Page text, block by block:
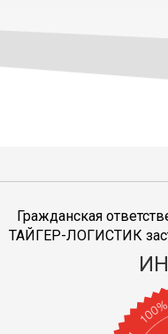
Гражданская
ТАЙГЕР-ЛОГИСТИК